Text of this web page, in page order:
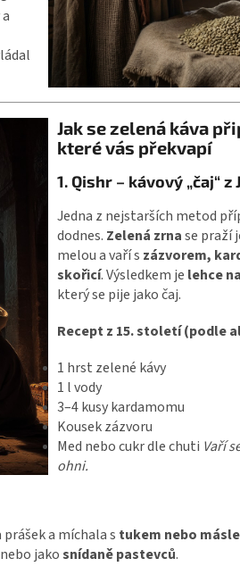
Jak se zelená káva
které vás překvapí
1. Qishr – kávový „čaj“ z
Jedna z nejstarších metod
dodnes. Zelená zrnase praží
melou a vaří s zázvorem,
skořicí. Výsledkem je lehce
který se pije jako čaj.
Recept z 15. století (podle
1 hrst zelené kávy
1 l vody
3–4 kusy kardamomu
Kousek zázvoru
Med nebo cukr dle chuti Vaří
ohni.
a míchala s tukem nebo
nebo jakosnídaně pastevců.